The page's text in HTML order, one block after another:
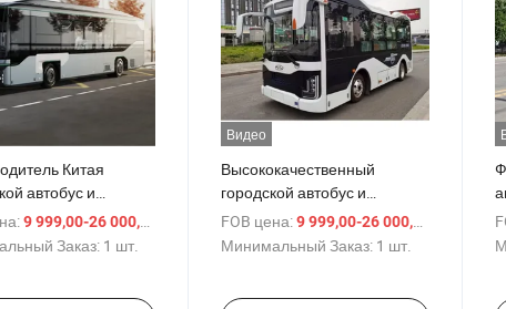
Китая
автобус и
автобус с
качеством,
9 999,00-26 000,00 $
Заказ: 1 шт.
Видео
Высококачественный
городской автобус и
междугородний автобус на
продажу. Прямые поставки
FOB цена: 9 999,00-26 000,00 $
Минимальный Заказ: 1 шт.